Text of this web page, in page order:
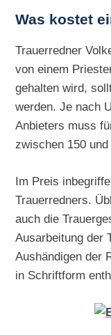
Was kostet
Trauerredner
von einem
gehalten wird,
werden. Je nach
Anbieters muss
zwischen 150
Im Preis
Trauerredners.
auch die
Ausarbeitung der
Aushändigen der
in Schriftform